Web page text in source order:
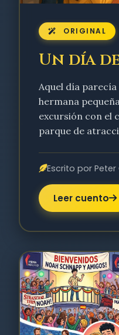
ORIGINAL
Un día
Aquel día parecía
hermana
excursión con el
parque de
Escrito por Peter
Leer cuento